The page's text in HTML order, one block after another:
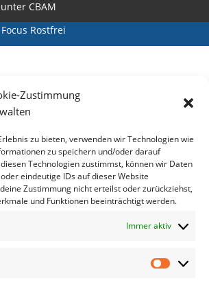
Zustimmung
zu bieten, verwenden wir Technologien wie
zu speichern und/oder darauf
Technologien zustimmst, können wir Daten
eindeutige IDs auf dieser Website
Zustimmung nicht erteilst oder zurückziehst,
und Funktionen beeinträchtigt werden.
Immer aktiv
CBAM
Rostfrei